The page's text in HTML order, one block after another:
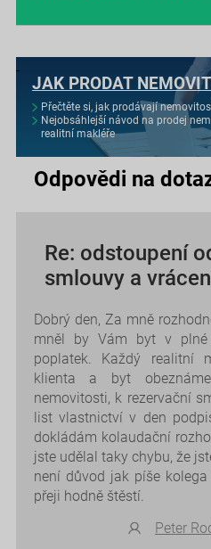
JAK PRODAT
Přečtěte si, jak prodávají
Nejobsáhlejší návod na prodej
realitní makléře
Odpovědi na
Re: odstoupení
smlouvy a
Dobrý den, Za mně
mněl by Vám byt v plné
poplatek. Každý realitní
klienta a byt
nemovitosti, k rezervační
list vlastnictví v den
dokládám kolaudační
jste udělal taky chybu, že
není důvod jak píše
přeji hodně štěstí.
Peter